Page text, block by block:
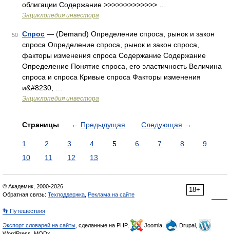
облигации Содержание >>>>>>>>>>>>> …
Энциклопедия инвестора
50 Спрос — (Demand) Определение спроса, рынок и закон
спроса Определение спроса, рынок и закон спроса,
факторы изменения спроса Содержание Содержание
Определение Понятие спроса, его эластичность Величина
спроса и спроса Кривые спроса Факторы изменения
и&#8230; …
Энциклопедия инвестора
Страницы ← Предыдущая Следующая →
1 2 3 4 5 6 7 8
9
10
11 12 13
18+
© Академик, 2000-2026
Обратная связь: Техподдержка Реклама на сайте
👣 Путешествия
Экспорт словарей на сайты , сделанные на PHP, Joomla,
Drupal,